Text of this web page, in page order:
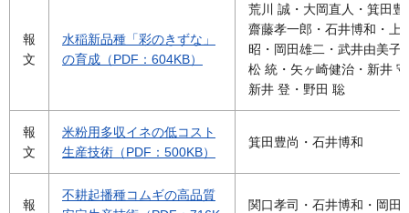
報
文
水稲新品種「彩のきずな」
の育成（PDF：604KB）
荒川 誠・大岡直人・箕田豊
齋藤孝一郎・石井博和・上
昭・岡田雄二・武井由美子
松 統・矢ヶ崎健治・新井
新井 登・野田 聡
報
文
米粉用多収イネの低コスト
生産技術（PDF：500KB）
箕田豊尚・石井博和
報
不耕起播種コムギの高品質
関口孝司・石井博和・岡田